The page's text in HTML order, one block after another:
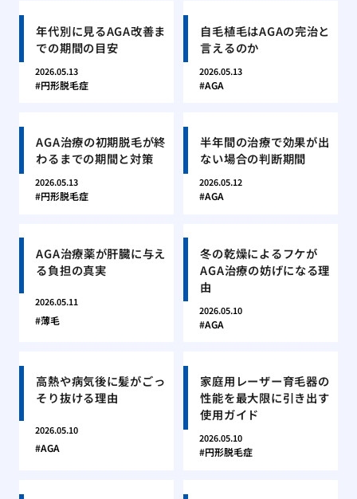
年代別に見るAGA改善ま
での期間の目安
2026.05.13
円形脱毛症
自毛植毛はAGAの完治と
言えるのか
2026.05.13
AGA
AGA治療の初期脱毛が終
わるまでの期間と対策
2026.05.13
円形脱毛症
半年間の治療で効果が出
ない場合の判断期間
2026.05.12
AGA
AGA治療薬が肝臓に与え
る負担の真実
2026.05.11
薄毛
冬の乾燥によるフケが
AGA治療の妨げになる理
由
2026.05.10
AGA
高熱や病気後に髪がごっ
そり抜ける理由
2026.05.10
AGA
家庭用レーザー育毛器の
性能を最大限に引き出す
使用ガイド
2026.05.10
円形脱毛症